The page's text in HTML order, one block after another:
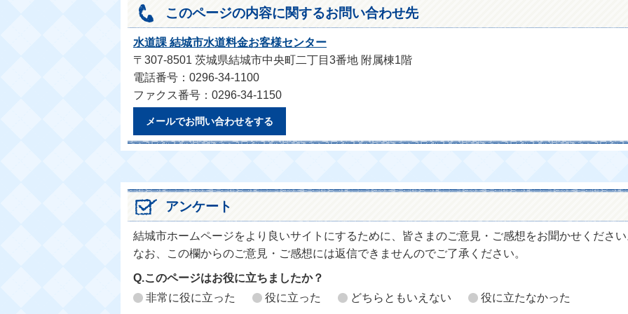
このページの内容に関するお問い合わせ先
水道課 結城市水道料金お客様センター
〒307-8501 茨城県結城市中央町二丁目3番地 附属棟1階
電話番号：0296-34-1100
ファクス番号：0296-34-1150
メールでお問い合わせをする
アンケート
結城市ホームページをより良いサイトにするために、皆さまのご意見・ご感想をお聞かせくださ
なお、この欄からのご意見・ご感想には返信できませんのでご了承ください。
Q.このページはお役に立ちましたか？
非常に役に立った
役に立った どちらともいえない 役に立たなかった